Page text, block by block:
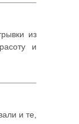
из
и
и те,